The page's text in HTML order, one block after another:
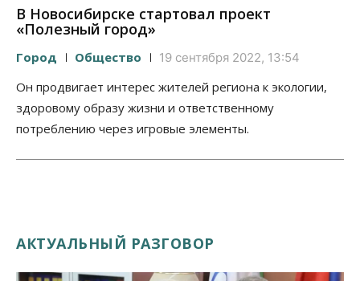
В Новосибирске стартовал проект
«Полезный город»
Город Общество 19 сентября 2022, 13:54
Он продвигает интерес жителей региона к экологии,
здоровому образу жизни и ответственному
потреблению через игровые элементы.
АКТУАЛЬНЫЙ РАЗГОВОР